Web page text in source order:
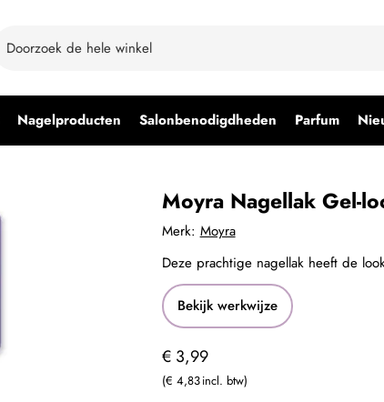
Nagelproducten Salonbenodigdheden Parfum
Moyra Nagellak Gel-
Bekijk werkwijze
€ 3,99
€ 4,83
Merk: Moyra
Deze prachtige nagellak heeft de